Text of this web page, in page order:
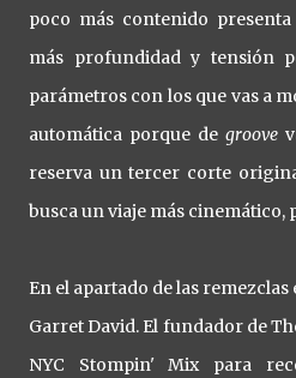
poco más contenido
más profundidad y tensión
parámetros con los que vas a
automática porque de groove
reserva un tercer corte
busca un viaje más cinemático,
En el apartado de las
Garret David. El fundador de
NYC Stompin' Mix para